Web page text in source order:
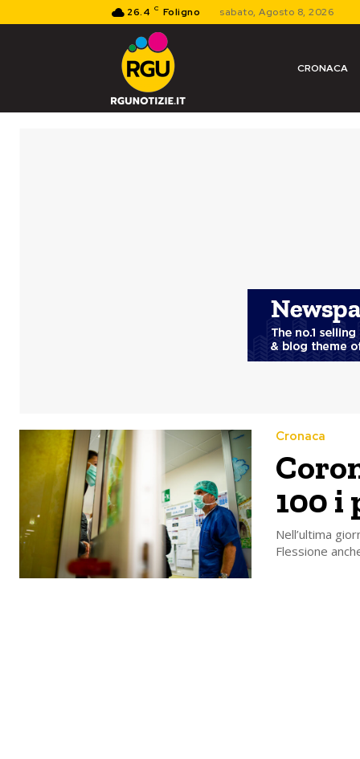
26.4 C Foligno sabato, Agosto 8, 2026
CRONACA
Cronaca
100
Nell’ultima
Flessione